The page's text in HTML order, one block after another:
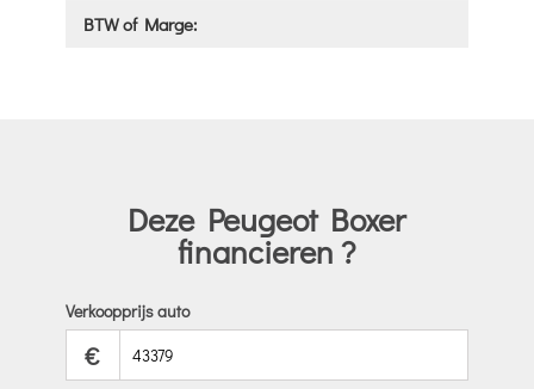
BTW of Marge:
Deze Peugeot Boxer
financieren ?
Verkoopprijs auto
€